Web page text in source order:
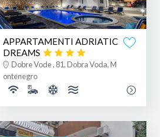
APPARTAMENTI ADRIATIC
DREAMS
Dobre Vode , 81, Dobra Voda, M
ontenegro